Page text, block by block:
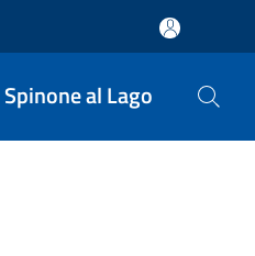
al Lago